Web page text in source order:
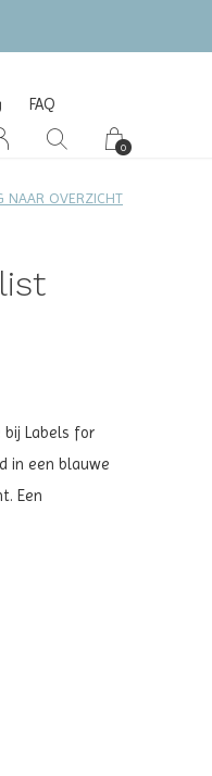
FAQ
0
NAAR OVERZICHT
bij Labels for
in een blauwe
Een